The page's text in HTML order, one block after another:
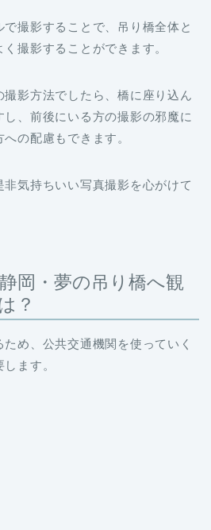
撮影することで、吊り橋全体と
撮影することができます。
影方法でしたら、橋に座り込ん
、前後にいる方の撮影の邪魔に
の配慮もできます。
気持ちいい写真撮影を心がけて
岡・夢の吊り橋へ観
？
め、公共交通機関を使っていく
ます。